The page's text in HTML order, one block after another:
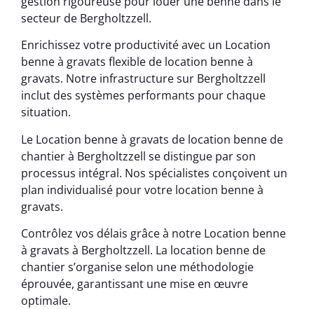
secteur de Bergholtzzell.
Enrichissez votre productivité avec un Location
benne à gravats flexible de location benne à
gravats. Notre infrastructure sur Bergholtzzell
inclut des systèmes performants pour chaque
situation.
Le Location benne à gravats de location benne de
chantier à Bergholtzzell se distingue par son
processus intégral. Nos spécialistes conçoivent un
plan individualisé pour votre location benne à
gravats.
Contrôlez vos délais grâce à notre Location benne
à gravats à Bergholtzzell. La location benne de
chantier s’organise selon une méthodologie
éprouvée, garantissant une mise en œuvre
optimale.